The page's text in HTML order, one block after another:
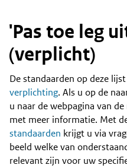
'Pas toe leg
(verplicht)
Content
De standaarden op deze
verplichting. Als u op de
u naar de webpagina van
met meer informatie. Met
standaarden krijgt u via
beeld welke van
relevant zijn voor uw